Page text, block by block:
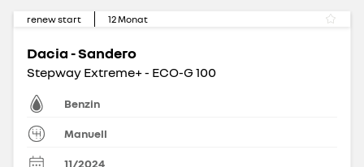
renew start 12Monat
Dacia - Sandero
Stepway Extreme+ - ECO-G 100
Benzin
Manuell
11/2024